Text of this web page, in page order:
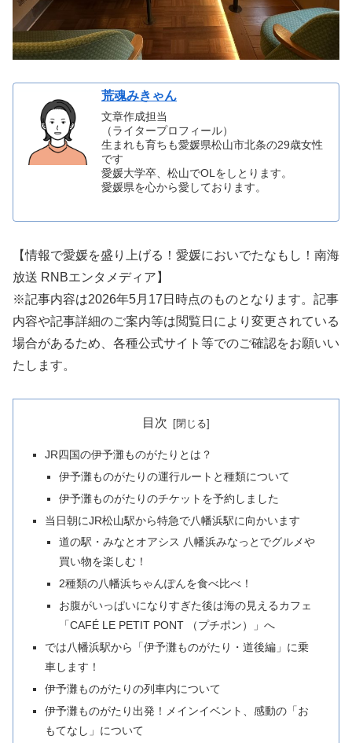
荒魂みきゃん
文章作成担当
（ライタープロフィール）
生まれも育ちも愛媛県松山市北条の29歳女性
です
愛媛大学卒、松山でOLをしとります。
愛媛県を心から愛しております。
【情報で愛媛を盛り上げる！愛媛においでたなもし！南海
放送 RNBエンタメディア】
※記事内容は2026年5月17日時点のものとなります。記事
内容や記事詳細のご案内等は閲覧日により変更されている
場合があるため、各種公式サイト等でのご確認をお願いい
たします。
目次
JR四国の伊予灘ものがたりとは？
伊予灘ものがたりの運行ルートと種類について
伊予灘ものがたりのチケットを予約しました
当日朝にJR松山駅から特急で八幡浜駅に向かいます
道の駅・みなとオアシス 八幡浜みなっとでグルメや
買い物を楽しむ！
2種類の八幡浜ちゃんぽんを食べ比べ！
お腹がいっぱいになりすぎた後は海の見えるカフェ
「CAFÉ LE PETIT PONT （プチポン）」へ
では八幡浜駅から「伊予灘ものがたり・道後編」に乗
車します！
伊予灘ものがたりの列車内について
伊予灘ものがたり出発！メインイベント、感動の「お
もてなし」について